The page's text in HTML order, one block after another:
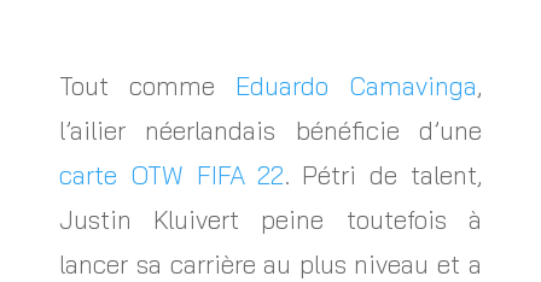
Tout comme Eduardo Camavinga,
l’ailier néerlandais bénéficie d’une
carte OTW FIFA 22. Pétri de talent,
Justin Kluivert peine toutefois à
lancer sa carrière au plus niveau et a